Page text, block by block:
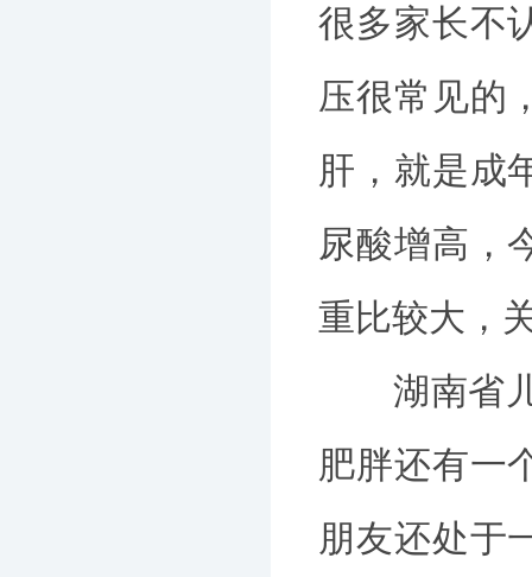
很多家长不
压很常见的
肝，就是成
尿酸增高，
重比较大，
湖南省儿
肥胖还有一
朋友还处于